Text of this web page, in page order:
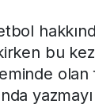
bu